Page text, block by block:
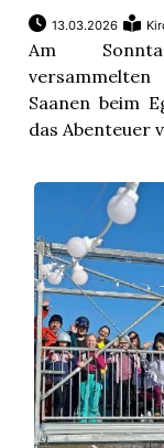
13.03.2026
Am
Saanen beim
das Abenteuer